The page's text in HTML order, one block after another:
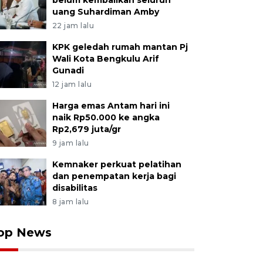
uang Suhardiman Amby
22 jam lalu
KPK geledah rumah mantan Pj
Wali Kota Bengkulu Arif
Gunadi
12 jam lalu
Harga emas Antam hari ini
naik Rp50.000 ke angka
Rp2,679 juta/gr
9 jam lalu
Kemnaker perkuat pelatihan
dan penempatan kerja bagi
disabilitas
8 jam lalu
News